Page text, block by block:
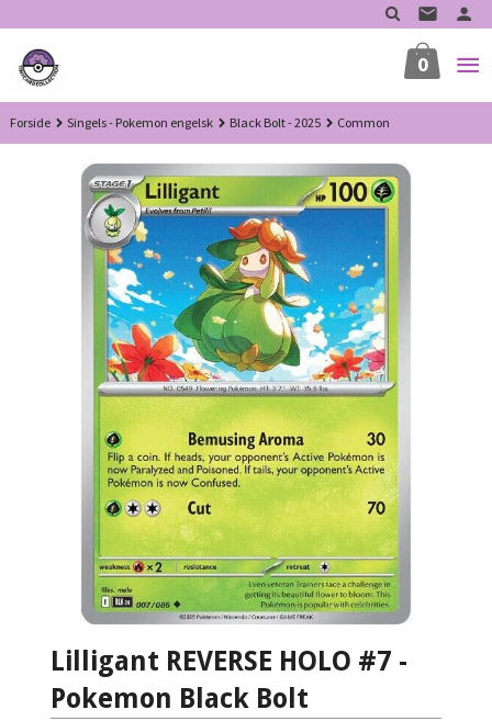
til
innholdet
0
Forside Singels - Pokemon engelsk Black Bolt - 2025 Common
Lilligant REVERSE HOLO #7 -
Pokemon Black Bolt